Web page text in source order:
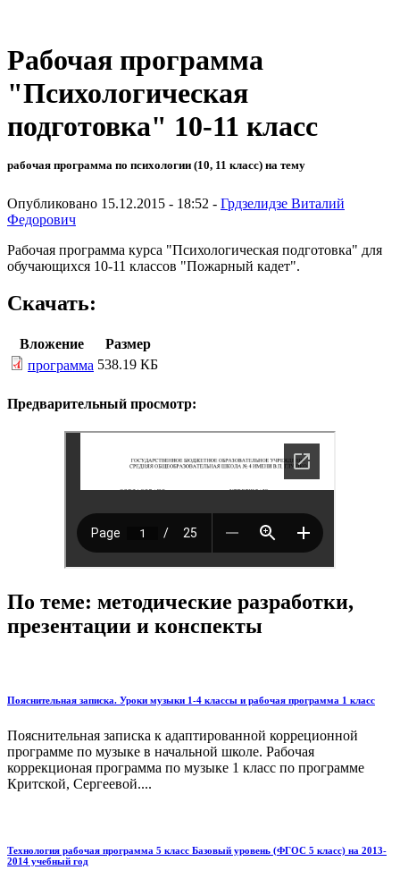
Рабочая программа
"Психологическая
подготовка" 10-11 класс
рабочая программа по психологии (10, 11 класс) на тему
Опубликовано 15.12.2015 - 18:52 - Грдзелидзе Виталий
Федорович
Рабочая программа курса "Психологическая подготовка" для
обучающихся 10-11 классов "Пожарный кадет".
Скачать:
Вложение
Размер
программа 538.19 КБ
Предварительный просмотр:
По теме: методические разработки,
презентации и конспекты
Пояснительная записка. Уроки музыки 1-4 классы и рабочая программа 1 класс
Пояснительная записка к адаптированной корреционной
программе по музыке в начальной школе. Рабочая
коррекционая программа по музыке 1 класс по программе
Критской, Сергеевой....
Технология рабочая программа 5 класс Базовый уровень (ФГОС 5 класс) на 2013-
2014 учебный год